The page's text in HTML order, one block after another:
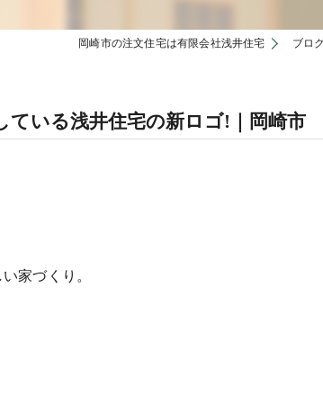
岡崎市の注文住宅は有限会社浅井住宅 ブロ
ている浅井住宅の新ロゴ!｜岡崎市
家づくり。